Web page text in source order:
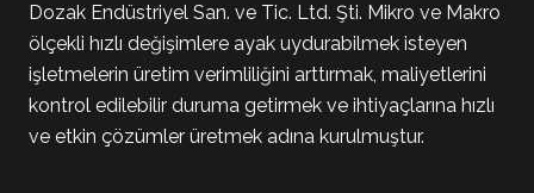
Dozak Endüstriyel San. ve Tic. Ltd. Şti. Mikro ve Makro
ölçekli hızlı değişimlere ayak uydurabilmek isteyen
işletmelerin üretim verimliliğini arttırmak, maliyetlerini
kontrol edilebilir duruma getirmek ve ihtiyaçlarına hızlı
ve etkin çözümler üretmek adına kurulmuştur.